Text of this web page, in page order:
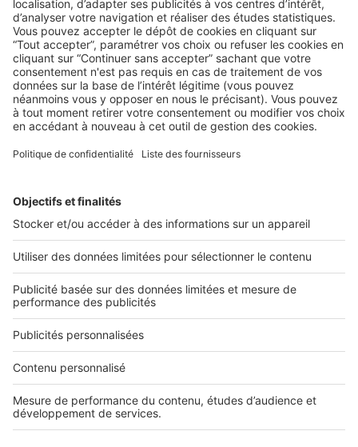
4 astuces de communication pour vous
différencier de vos concurrents
Renforcez l’image de votre agence immobilière, en optant
pour des actions marketing étonnantes. Décryptage ! ...
2 rue des Italiens 75009 Paris
01 53 38 80 00
Nos solutions pro